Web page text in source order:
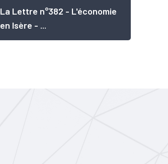
La Lettre n°382 - L'économie
en Isère - ...